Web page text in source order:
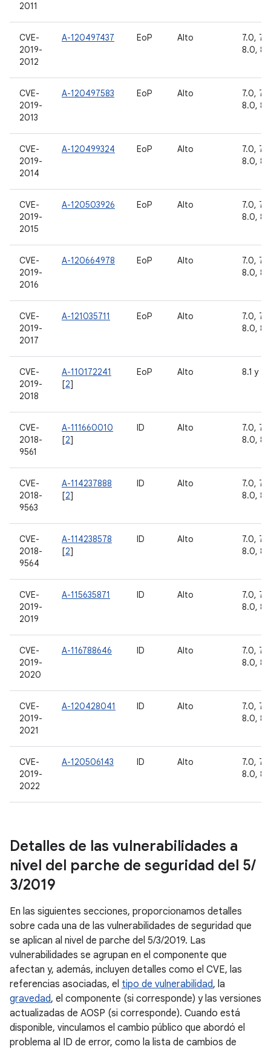
2011
CVE-
2019-
2012
A-120497437 EoP Alto
7.0,
8.0,
CVE-
2019-
2013
A-120497583 EoP Alto
7.0,
8.0,
CVE-
2019-
2014
A-120499324 EoP Alto
7.0,
8.0,
CVE-
2019-
2015
A-120503926 EoP Alto
7.0,
8.0,
CVE-
2019-
2016
A-120664978 EoP Alto
7.0,
8.0,
CVE-
2019-
2017
A-121035711 EoP Alto
7.0,
8.0,
CVE-
2019-
2018
A-110172241
[2]
EoP Alto 8.1 y 9
CVE-
2018-
9561
A-111660010
[2]
ID Alto
7.0,
8.0,
CVE-
2018-
9563
A-114237888
[2]
ID Alto
7.0,
8.0,
CVE-
2018-
9564
A-114238578
[2]
ID Alto
7.0,
8.0,
CVE-
2019-
2019
A-115635871 ID Alto
7.0,
8.0,
CVE-
2019-
2020
A-116788646 ID Alto
7.0,
8.0,
CVE-
2019-
2021
A-120428041 ID Alto
7.0,
8.0,
CVE-
2019-
2022
A-120506143 ID Alto
7.0,
8.0,
Detalles de las vulnerabilidades a
nivel del parche de seguridad del 5/
3/2019
En las siguientes secciones, proporcionamos detalles
sobre cada una de las vulnerabilidades de seguridad que
se aplican al nivel de parche del 5/3/2019. Las
vulnerabilidades se agrupan en el componente que
afectan y, además, incluyen detalles como el CVE, las
referencias asociadas, el tipo de vulnerabilidad, la
gravedad, el componente (si corresponde) y las versiones
actualizadas de AOSP (si corresponde). Cuando está
disponible, vinculamos el cambio público que abordó el
problema al ID de error, como la lista de cambios de